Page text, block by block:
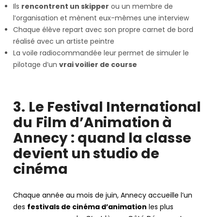
Ils rencontrent un skipper ou un membre de
l’organisation et mènent eux-mêmes une interview
Chaque élève repart avec son propre carnet de bord
réalisé avec un artiste peintre
La voile radiocommandée leur permet de simuler le
pilotage d’unvrai voilier de course
3. Le Festival International
du Film d’Animation à
Annecy : quand la classe
devient un studio de
cinéma
Chaque année au mois de juin, Annecy accueille l’un
des festivals de cinéma d’animation les plus